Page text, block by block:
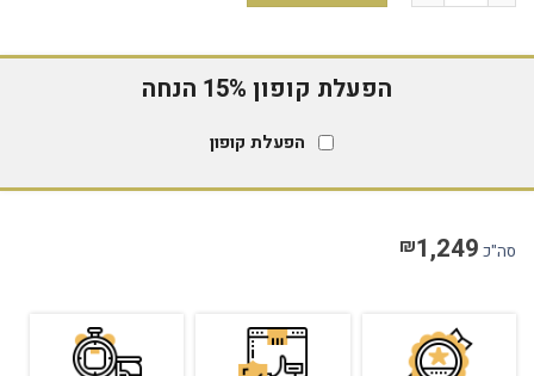
הפעלת קופון 15% הנחה
הפעלת קופון
סה"כ ₪1,249